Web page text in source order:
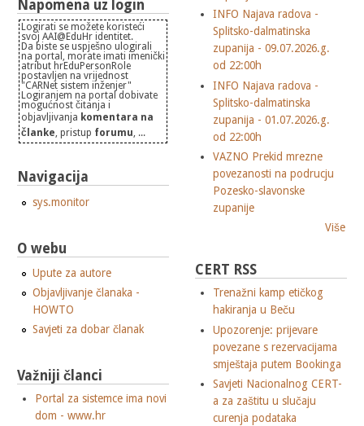
Napomena uz login
Logirati se možete koristeći
svoj AAI@EduHr identitet.
Da biste se uspješno ulogirali
na portal, morate imati imenički
atribut hrEduPersonRole
postavljen na vrijednost
"CARNet sistem inženjer"
Logiranjem na portal dobivate
mogućnost čitanja i
objavljivanja komentara na
članke, pristup forumu, ...
Navigacija
sys.monitor
O webu
Upute za autore
Objavljivanje članaka -
HOWTO
Savjeti za dobar članak
Važniji članci
Portal za sistemce ima novi
dom - www.hr
INFO Najava radova -
Splitsko-dalmatinska
zupanija - 09.07.2026.g.
od 22:00h
INFO Najava radova -
Splitsko-dalmatinska
zupanija - 01.07.2026.g.
od 22:00h
VAZNO Prekid mrezne
povezanosti na podrucju
Pozesko-slavonske
zupanije
Više
CERT RSS
Trenažni kamp etičkog
hakiranja u Beču
Upozorenje: prijevare
povezane s rezervacijama
smještaja putem Bookinga
Savjeti Nacionalnog CERT-
a za zaštitu u slučaju
curenja podataka